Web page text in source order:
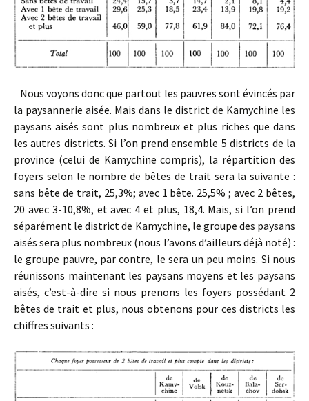
Nous voyons donc que partout les pauvres sont évincés par
la paysannerie aisée. Mais dans le district de Kamychine les
paysans aisés sont plus nombreux et plus riches que dans
les autres districts. Si l’on prend ensemble 5 districts de la
province (celui de Kamychine compris), la répartition des
foyers selon le nombre de bêtes de trait sera la suivante :
sans bête de trait, 25,3%; avec 1 bête. 25,5% ; avec 2 bêtes,
20 avec 3-10,8%, et avec 4 et plus, 18,4. Mais, si l’on prend
séparément le district de Kamychine, le groupe des paysans
aisés sera plus nombreux (nous l’avons d’ailleurs déjà noté) :
le groupe pauvre, par contre, le sera un peu moins. Si nous
réunissons maintenant les paysans moyens et les paysans
aisés, c’est-à-dire si nous prenons les foyers possédant 2
bêtes de trait et plus, nous obtenons pour ces districts les
chiffres suivants :